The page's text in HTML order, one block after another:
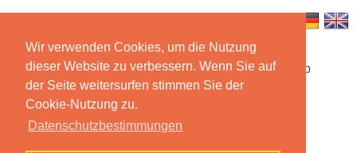
Wir verwenden Cookies, um die Nutzung
dieser Website zu verbessern. Wenn Sie auf
der Seite weitersurfen stimmen Sie der
Cookie-Nutzung zu.
Datenschutzbestimmungen
Startseite Funktionen Mobile App
Preise